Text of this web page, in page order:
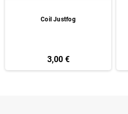
Coil Justfog
3,00 €